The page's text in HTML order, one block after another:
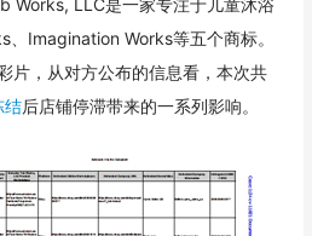
Works, LLC是一家专注于儿童沐浴
Imagination Works等五个商标。
片，从对方公布的信息看，本次共
结后店铺停滞带来的一系列影响。